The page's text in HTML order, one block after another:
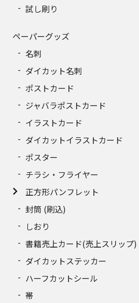
260
270
290
300
310
320
330
340
350
360
12,635円
370
380
試し刷り
ペーパーグッズ
名刺
ダイカット名刺
ポストカード
ジャバラポストカード
イラストカード
ダイカットイラストカード
ポスター
チラシ・フライヤー
正方形パンフレット
封筒 (刷込)
しおり
書籍売上カード(売上スリップ)
ダイカットステッカー
ハーフカットシール
帯